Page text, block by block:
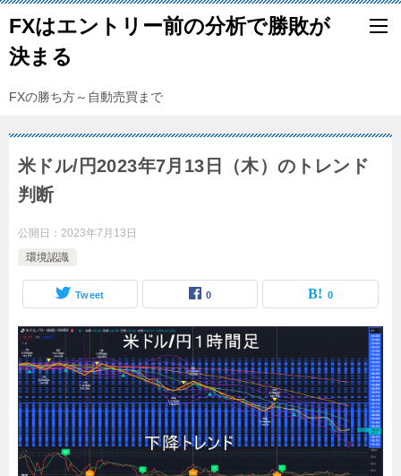
FXはエントリー前の分析で勝敗が
決まる
FXの勝ち方～自動売買まで
米ドル/円2023年7月13日（木）のトレンド
判断
公開日： 2023年7月13日
環境認識
Tweet 0 0